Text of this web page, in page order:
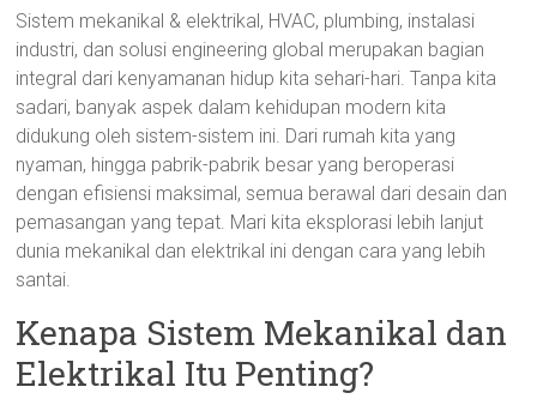
Sistem mekanikal & elektrikal, HVAC, plumbing, instalasi
industri, dan solusi engineering global merupakan bagian
integral dari kenyamanan hidup kita sehari-hari. Tanpa kita
sadari, banyak aspek dalam kehidupan modern kita
didukung oleh sistem-sistem ini. Dari rumah kita yang
nyaman, hingga pabrik-pabrik besar yang beroperasi
dengan efisiensi maksimal, semua berawal dari desain dan
pemasangan yang tepat. Mari kita eksplorasi lebih lanjut
dunia mekanikal dan elektrikal ini dengan cara yang lebih
santai.
Kenapa Sistem Mekanikal dan
Elektrikal Itu Penting?